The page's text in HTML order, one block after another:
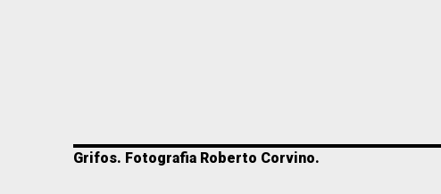
Grifos. Fotografia Roberto Corvino.